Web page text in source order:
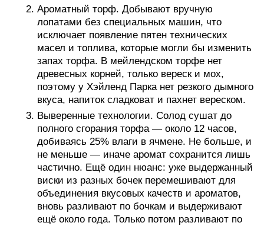
Ароматный торф. Добывают вручную
лопатами без специальных машин, что
исключает появление пятен технических
масел и топлива, которые могли бы изменить
запах торфа. В мейлендском торфе нет
древесных корней, только вереск и мох,
поэтому у Хэйленд Парка нет резкого дымного
вкуса, напиток сладковат и пахнет вереском.
Выверенные технологии. Солод сушат до
полного сгорания торфа — около 12 часов,
добиваясь 25% влаги в ячмене. Не больше, и
не меньше — иначе аромат сохранится лишь
частично. Ещё один нюанс: уже выдержанный
виски из разных бочек перемешивают для
объединения вкусовых качеств и ароматов,
вновь разливают по бочкам и выдерживают
ещё около года. Только потом разливают по